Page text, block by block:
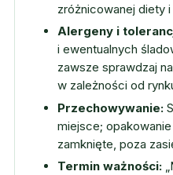
zróżnicowanej diety
Alergeny i
i ewentualnych
zawsze sprawdzaj
w zależności od
Przechowywanie:
miejsce;
zamknięte, poza
Termin ważności: